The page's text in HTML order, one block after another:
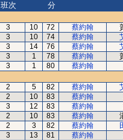
班次
分
3 10 72 蔡約翰
3 10 74 蔡約翰
3 14 76 蔡約翰
3 1 78 蔡約翰
3 1 80 蔡約翰
2 5 82 蔡約翰
2 10 83 蔡約翰
3 12 83 蔡約翰
2 10 83 蔡約翰
2 3 82 蔡約翰
3 13 81 蔡約翰